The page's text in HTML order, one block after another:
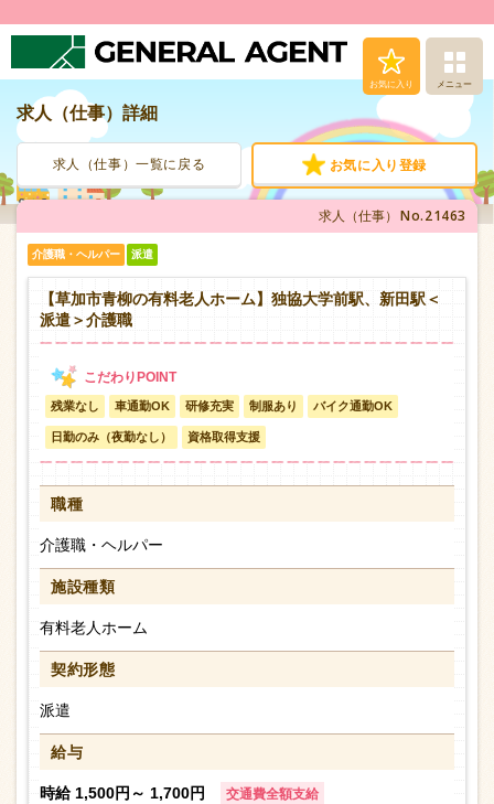
お気に入り メニュー
人材派遣サービス
転職支援サービス
登録から就業まで
お問い合わせ
求人（仕事）詳細
求人（仕事）一覧に戻る お気に入り登録
求人（仕事） No.21463
介護職・ヘルパー 派遣
【草加市青柳の有料老人ホーム】独協大学前駅、新田駅＜
派遣＞介護職
残業なし 車通勤OK 研修充実 制服あり バイク通勤OK
日勤のみ（夜勤なし） 資格取得支援
職種
介護職・ヘルパー
施設種類
有料老人ホーム
契約形態
派遣
給与
時給 1,500円～ 1,700円 交通費全額支給